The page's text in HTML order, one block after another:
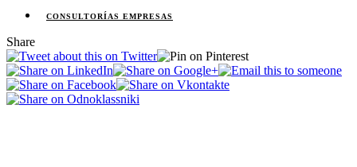
CONSULTORÍAS EMPRESAS
Share